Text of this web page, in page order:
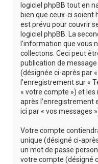
logiciel phpBB tout en
bien que ceux-ci soient
est prévu pour couvrir
logiciel phpBB. La
l’information que vous
collectons. Ceci peut
publication de
(désignée ci-après par
l’enregistrement sur «
« votre compte ») et
après l’enregistrement
ici par « vos messages
Votre compte
unique (désigné ci-
un mot de passe
votre compte (désigné